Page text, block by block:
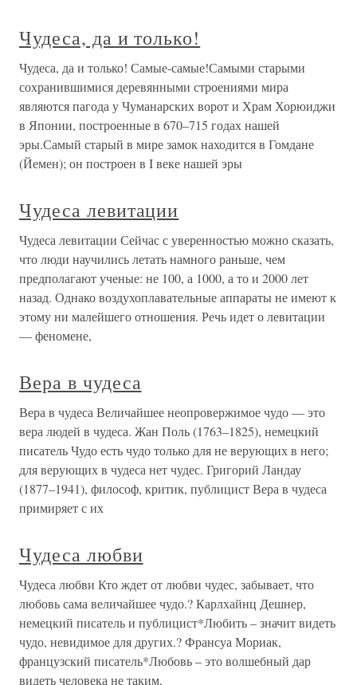
Чудеса, да и только!
Чудеса, да и только! Самые-самые!Самыми старыми
сохранившимися деревянными строениями мира
являются пагода у Чуманарских ворот и Храм Хорюиджи
в Японии, построенные в 670–715 годах нашей
эры.Самый старый в мире замок находится в Гомдане
(Йемен); он построен в I веке нашей эры
Чудеса левитации
Чудеса левитации Сейчас с уверенностью можно сказать,
что люди научились летать намного раньше, чем
предполагают ученые: не 100, а 1000, а то и 2000 лет
назад. Однако воздухоплавательные аппараты не имеют к
этому ни малейшего отношения. Речь идет о левитации
— феномене,
Вера в чудеса
Вера в чудеса Величайшее неопровержимое чудо — это
вера людей в чудеса. Жан Поль (1763–1825), немецкий
писатель Чудо есть чудо только для не верующих в него;
для верующих в чудеса нет чудес. Григорий Ландау
(1877–1941), философ, критик, публицист Вера в чудеса
примиряет с их
Чудеса любви
Чудеса любви Кто ждет от любви чудес, забывает, что
любовь сама величайшее чудо.? Карлхайнц Дешнер,
немецкий писатель и публицист*Любить – значит видеть
чудо, невидимое для других.? Франсуа Мориак,
французский писатель*Любовь – это волшебный дар
видеть человека не таким,